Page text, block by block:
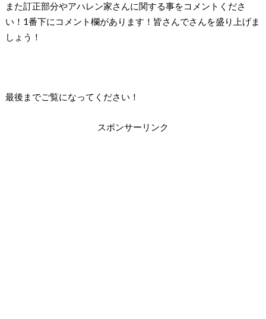
また訂正部分やアハレン家さんに関する事をコメントくださ
い！1番下にコメント欄があります！皆さんでさんを盛り上げま
しょう！
最後までご覧になってください！
スポンサーリンク